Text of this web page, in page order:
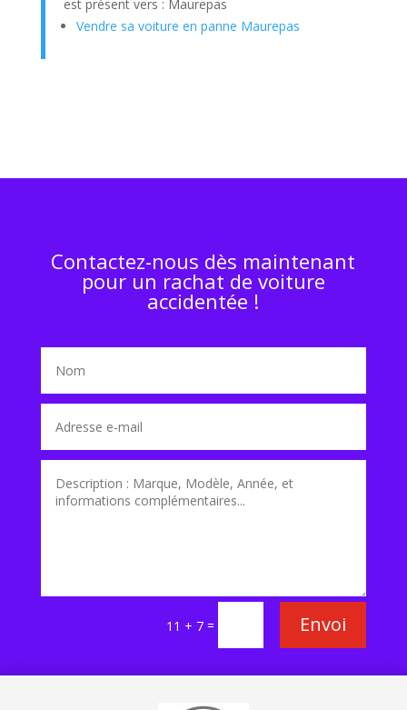
est présent vers : Maurepas
Vendre sa voiture en panne Maurepas
Contactez-nous dès maintenant
pour un rachat de voiture
accidentée !
11 + 7 = Envoi